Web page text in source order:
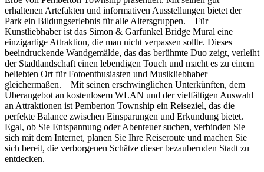
erhaltenen Artefakten und informativen Ausstellungen bietet der
Park ein Bildungserlebnis für alle Altersgruppen. Für
Kunstliebhaber ist das Simon & Garfunkel Bridge Mural eine
einzigartige Attraktion, die man nicht verpassen sollte. Dieses
beeindruckende Wandgemälde, das das berühmte Duo zeigt, verleiht
der Stadtlandschaft einen lebendigen Touch und macht es zu einem
beliebten Ort für Fotoenthusiasten und Musikliebhaber
gleichermaßen. Mit seinen erschwinglichen Unterkünften, dem
Überangebot an kostenlosem WLAN und der vielfältigen Auswahl
an Attraktionen ist Pemberton Township ein Reiseziel, das die
perfekte Balance zwischen Einsparungen und Erkundung bietet.
Egal, ob Sie Entspannung oder Abenteuer suchen, verbinden Sie
sich mit dem Internet, planen Sie Ihre Reiseroute und machen Sie
sich bereit, die verborgenen Schätze dieser bezaubernden Stadt zu
entdecken.